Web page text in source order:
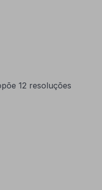
12 resoluções